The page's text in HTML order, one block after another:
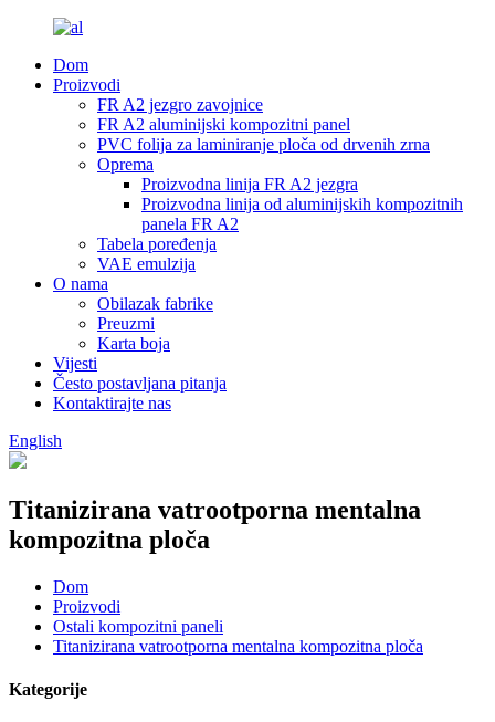
Dom
Proizvodi
FR A2 jezgro zavojnice
FR A2 aluminijski kompozitni panel
PVC folija za laminiranje ploča od drvenih zrna
Oprema
Proizvodna linija FR A2 jezgra
Proizvodna linija od aluminijskih kompozitnih
panela FR A2
Tabela poređenja
VAE emulzija
O nama
Obilazak fabrike
Preuzmi
Karta boja
Vijesti
Često postavljana pitanja
Kontaktirajte nas
English
Titanizirana vatrootporna mentalna
kompozitna ploča
Dom
Proizvodi
Ostali kompozitni paneli
Titanizirana vatrootporna mentalna kompozitna ploča
Kategorije